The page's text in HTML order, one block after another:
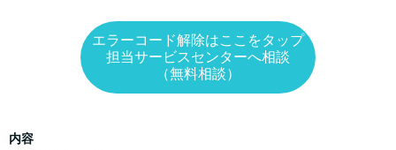
エラーコード解除はここをタップ
担当サービスセンターへ相談
（無料相談）
内容